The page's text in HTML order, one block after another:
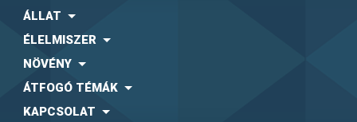
ÁLLAT
ÉLELMISZER
NÖVÉNY
ÁTFOGÓ TÉMÁK
KAPCSOLAT